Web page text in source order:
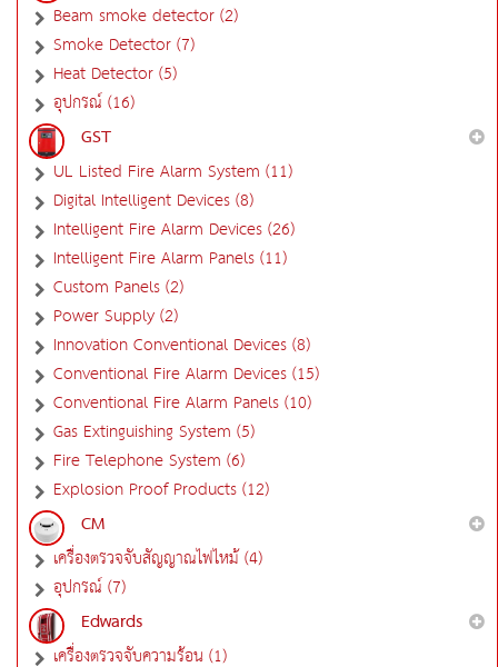
Beam smoke detector (2)
Smoke Detector (7)
Heat Detector (5)
อุปกรณ์ (16)
GST
UL Listed Fire Alarm System (11)
Digital Intelligent Devices (8)
Intelligent Fire Alarm Devices (26)
Intelligent Fire Alarm Panels (11)
Custom Panels (2)
Power Supply (2)
Innovation Conventional Devices (8)
Conventional Fire Alarm Devices (15)
Conventional Fire Alarm Panels (10)
Gas Extinguishing System (5)
Fire Telephone System (6)
Explosion Proof Products (12)
CM
เครื่องตรวจจับสัญญาณไฟไหม้ (4)
อุปกรณ์ (7)
Edwards
เครื่องตรวจจับความร้อน (1)